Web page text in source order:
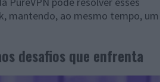
mantendo, ao mesmo tempo, um
desafios que enfrenta